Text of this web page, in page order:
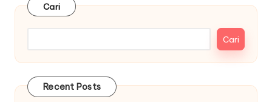
Cari
Cari
Recent Posts